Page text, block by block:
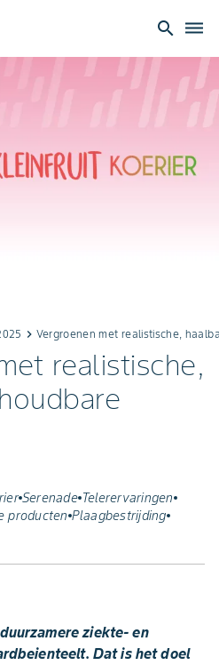
search dehaze
keyboard_arrow_right Vergroenen met realistische,
realistische,
Serenade Telerervaringen
producten Plaagbestrijding
ziekte- en
Dat is het doel